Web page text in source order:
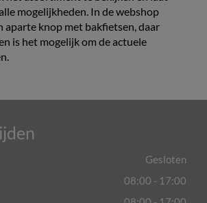
mogelijkheden. In de webshop
aparte knop met bakfietsen, daar
is het mogelijk om de actuele
Gesloten
08:00 - 17:00